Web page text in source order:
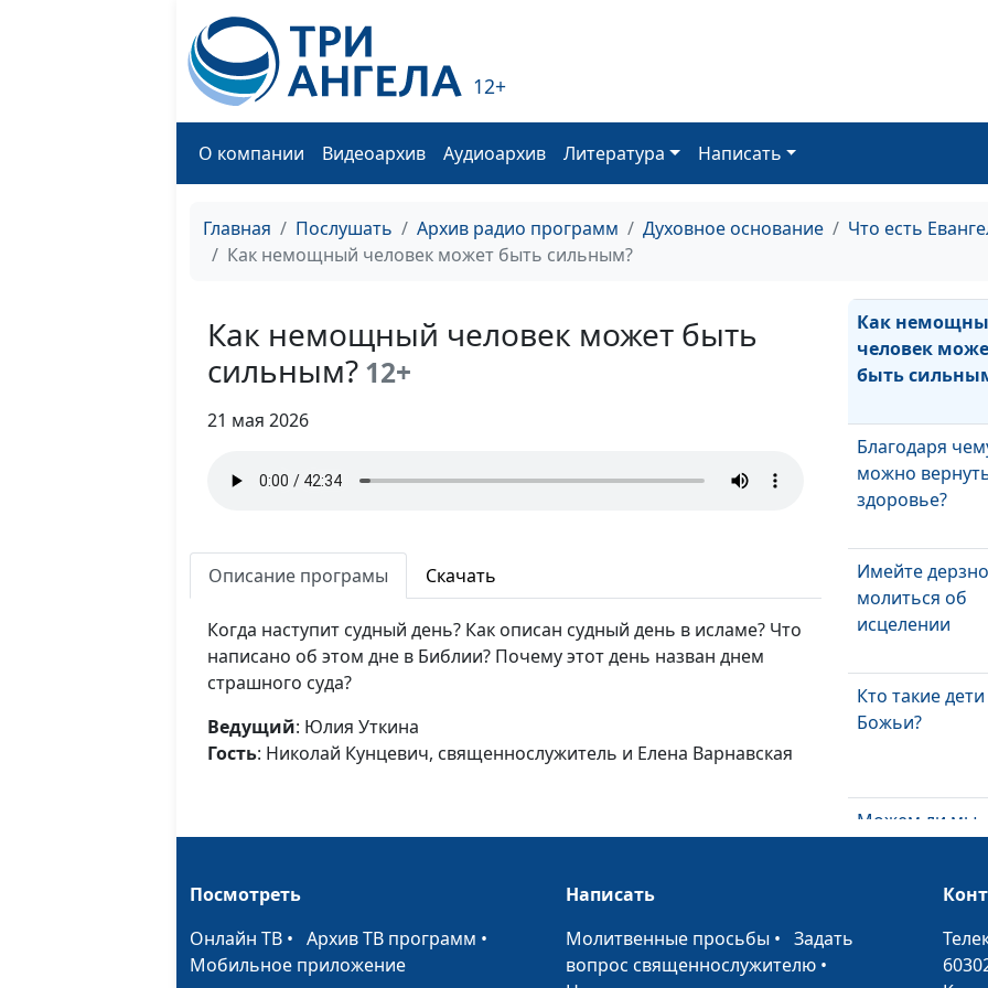
12+
О компании Видеоархив Аудиоархив Литература Написать
Главная Послушать Архив радио программ Духовное основание
Что есть
Как немощный человек может быть сильным?
Как немощный человек может быть
сильным? 12+
21 мая 2026
Описание програмы Скачать
Когда наступит судный день? Как описан судный день в исламе? Что
написано об этом дне в Библии? Почему этот день назван днем
страшного суда?
Ведущий: Юлия Уткина
Гость: Николай Кунцевич, священнослужитель и Елена Варнавская
Христос быть
Как
человек
быть
Благодаря
можно
здоровье?
Имейте
молиться об
исцелении
Кто такие дети
Божьи?
Можем ли мы
Что Дух
делает с
Посмотреть
Онлайн ТВ • Архив ТВ программ •
Мобильное приложение
Написать
Молитвенные просьбы •Задать
вопрос священнослужителю •